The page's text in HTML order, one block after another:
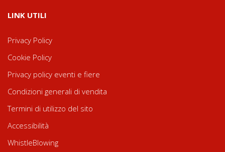
LINK UTILI
Privacy Policy
Cookie Policy
Privacy policy eventi e fiere
Condizioni generali di vendita
Termini di utilizzo del sito
Accessibilità
WhistleBlowing